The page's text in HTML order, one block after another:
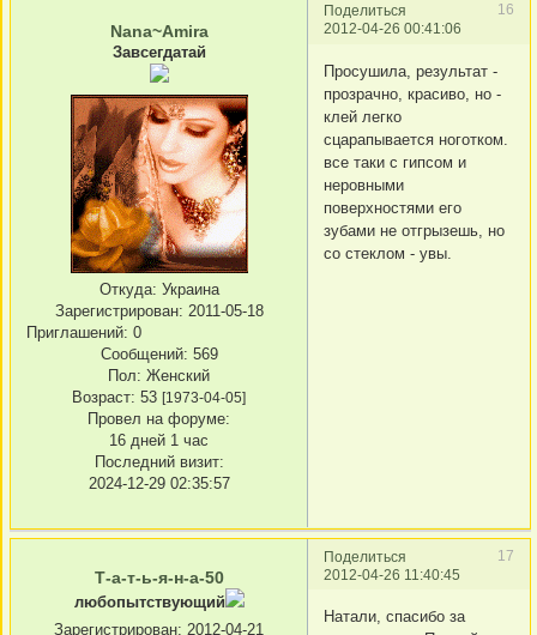
Поделиться
16
2012-04-26 00:41:06
Nana~Amira
Завсегдатай
Откуда: Украина
Зарегистрирован: 2011-05-18
Приглашений: 0
Сообщений: 569
Пол: Женский
Возраст: 53 [1973-04-05]
Провел на форуме:
16 дней 1 час
Последний визит:
2024-12-29 02:35:57
Просушила, результат -
прозрачно, красиво, но -
клей легко
сцарапывается ноготком.
все таки с гипсом и
неровными
поверхностями его
зубами не отгрызешь, но
со стеклом - увы.
Поделиться
17
2012-04-26 11:40:45
Т-а-т-ь-я-н-а-50
любопытствующий
Зарегистрирован: 2012-04-21
Натали, спасибо за